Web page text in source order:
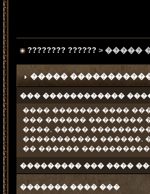
???????? ?????? > �����
�����
��� ������������
���� ������� ����
��� ������ ��������
����, �����
����������� ������,
�� ������
��������� ��� ����
������� ���� ���